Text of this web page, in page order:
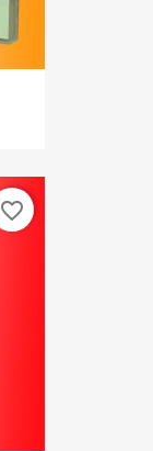
favorite_border